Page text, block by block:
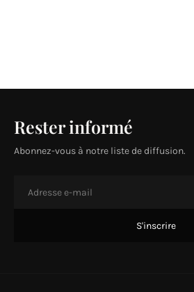
Rester informé
Abonnez-vous à notre liste de diffusion.